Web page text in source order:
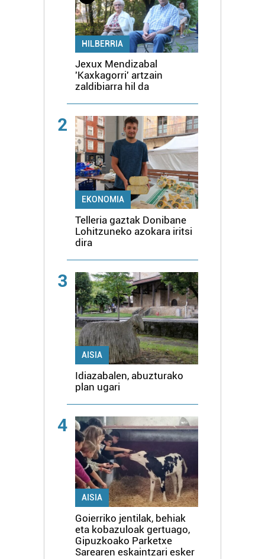
HILBERRIA
Jexux Mendizabal
'Kaxkagorri' artzain
zaldibiarra hil da
2
EKONOMIA
Telleria gaztak Donibane
Lohitzuneko azokara iritsi
dira
3
AISIA
Idiazabalen, abuzturako
plan ugari
4
AISIA
Goierriko jentilak, behiak
eta kobazuloak gertuago,
Gipuzkoako Parketxe
Sarearen eskaintzari esker